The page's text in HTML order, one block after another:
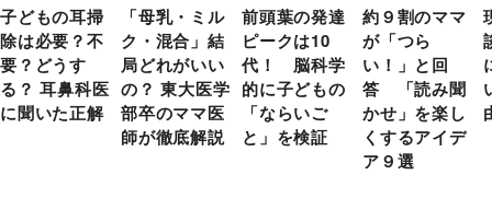
子どもの耳掃
除は必要？不
要？どうす
る？ 耳鼻科医
に聞いた正解
「母乳・ミル
ク・混合」結
局どれがいい
の？ 東大医学
部卒のママ医
師が徹底解説
前頭葉の発達
ピークは10
代！ 脳科学
的に子どもの
「ならいご
と」を検証
約９割のママ
が「つら
い！」と回
答 「読み聞
かせ」を楽し
くするアイデ
ア９選